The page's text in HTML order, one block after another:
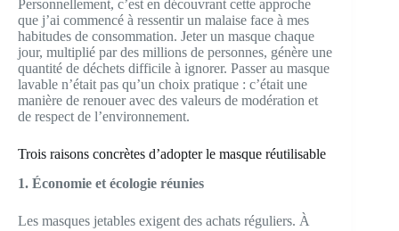
Personnellement, c’est en découvrant cette approche
que j’ai commencé à ressentir un malaise face à mes
habitudes de consommation. Jeter un masque chaque
jour, multiplié par des millions de personnes, génère une
quantité de déchets difficile à ignorer. Passer au masque
lavable n’était pas qu’un choix pratique : c’était une
manière de renouer avec des valeurs de modération et
de respect de l’environnement.
Trois raisons concrètes d’adopter le masque réutilisable
1. Économie et écologie réunies
Les masques jetables exigent des achats réguliers. À